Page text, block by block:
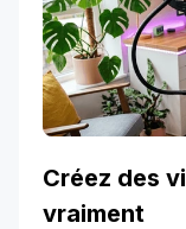
Créez des
vraiment